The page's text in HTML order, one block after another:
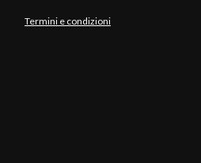
Termini e condizioni